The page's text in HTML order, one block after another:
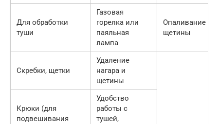
Для обработки
туши
Газовая
горелка или
паяльная
лампа
Опаливание
щетины
Скребки, щетки
Удаление
нагара и
щетины
Крюки (для
подвешивания
Удобство
работы с
тушей,